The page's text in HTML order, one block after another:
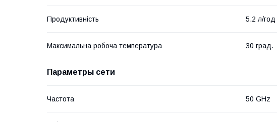
Продуктивність 5.2 л/год
Максимальна робоча температура 30 град.
Параметры сети
Частота 50 GHz